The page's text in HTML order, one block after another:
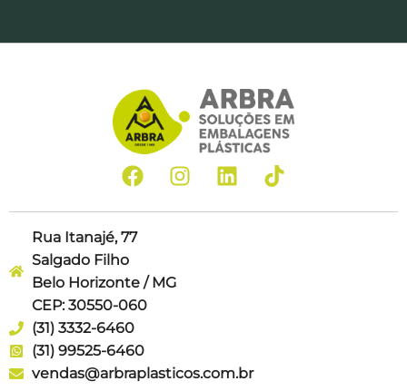
Rua Itanajé, 77
Salgado Filho
Belo Horizonte / MG
CEP: 30550-060
(31) 3332-6460
(31) 99525-6460
vendas@arbraplasticos.com.br